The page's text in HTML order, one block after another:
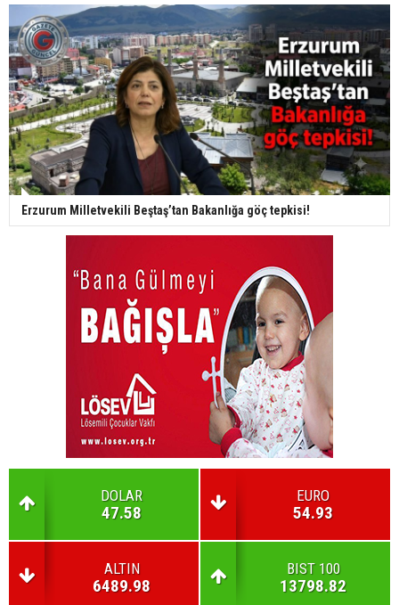
Erzurum Milletvekili Beştaş’tan Bakanlığa göç tepkisi!
DOLAR
47.58
EURO
54.93
ALTIN
6489.98
BIST 100
13798.82